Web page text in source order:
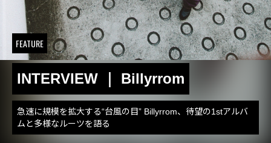
FEATURE
INTERVIEW ｜ Billyrrom
急速に規模を拡大する“台風の目” Billyrrom、待望の1stアルバ
ムと多様なルーツを語る